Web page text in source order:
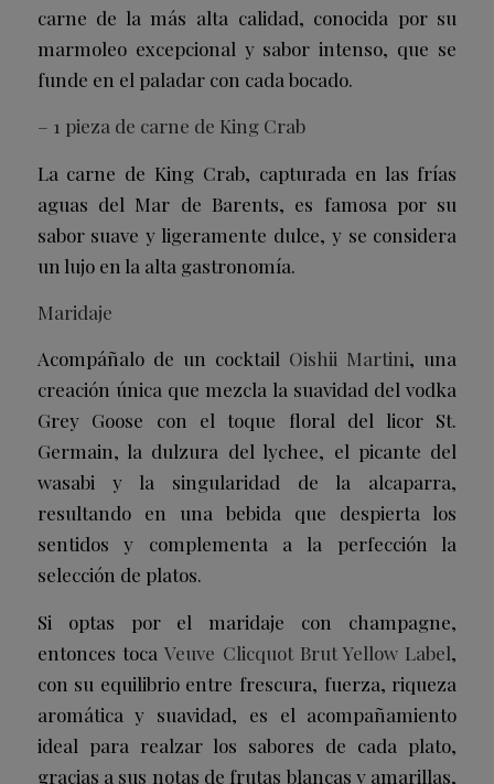
carne de la más alta calidad, conocida por su
marmoleo excepcional y sabor intenso, que se
funde en el paladar con cada bocado.
– 1 pieza de carne de King Crab
La carne de King Crab, capturada en las frías
aguas del Mar de Barents, es famosa por su
sabor suave y ligeramente dulce, y se considera
un lujo en la alta gastronomía.
Maridaje
Acompáñalo de un cocktail Oishii Martini, una
creación única que mezcla la suavidad del vodka
Grey Goose con el toque floral del licor St.
Germain, la dulzura del lychee, el picante del
wasabi y la singularidad de la alcaparra,
resultando en una bebida que despierta los
sentidos y complementa a la perfección la
selección de platos.
Si optas por el maridaje con champagne,
entonces tocaVeuve Clicquot Brut Yellow Label,
con su equilibrio entre frescura, fuerza, riqueza
aromática y suavidad, es el acompañamiento
ideal para realzar los sabores de cada plato,
gracias a sus notas de frutas blancas y amarillas,